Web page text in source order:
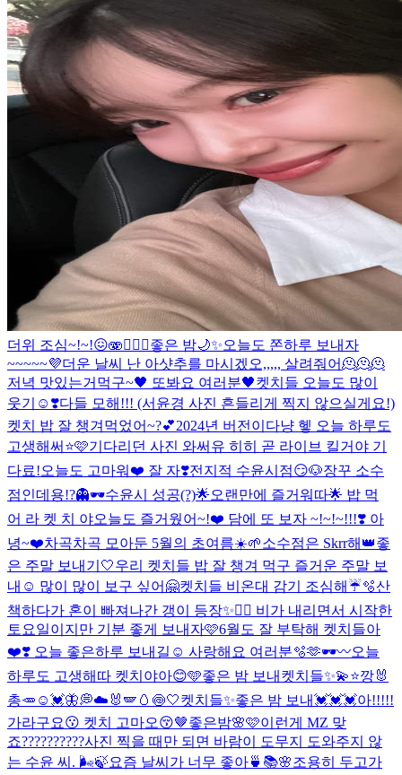
더위 조심~!~!😖🫨❤️‍🔥🧸좋은 밤🌙✨오늘도 쫀하루 보내자
~~~~~💜더운 날씨 난 아샷추를 마시겠오,,,,, 살려줘어🫠🫠🫠
저녁 맛있는거먹구~🖤 또봐요 여러분🖤켓치들 오늘도 많이
웃기☺️❣️다들 모해!!! (서윤경 사진 흔들리게 찍지 않으실게요!)
켓치 밥 잘 챙겨먹었어~?💕2024년 버전이다냥 헿 오늘 하루도
고생해써⭐️🩷기다리던 사진 와써유 히히 곧 라이브 킬거야 기
다료!오늘도 고마워❤️ 잘 자❣️전지적 수윤시점😏🐶장꾸 소수
점인데용!?👻🕶️수윤시 성공(?)🌟오랜만에 즐거워따🌟 밥 먹
어 라 켓 치 야오늘도 즐거웠어~!❤️ 담에 또 보자 ~!~!~!!!❣️ 아
녕~❤️차곡차곡 모아둔 5월의 초여름☀️🌱소수점은 Skrr해👑좋
은 주말 보내기🤍우리 켓치들 밥 잘 챙겨 먹구 즐거운 주말 보
내☺️ 많이 많이 보구 싶어🤗켓치들 비온대 감기 조심해☔️🫧산
책하다가 혼이 빠져나간 갱이 등장✨🤦‍♀️ 비가 내리면서 시작한
토요일이지만 기분 좋게 보내자🩷6월도 잘 부탁해 켓치들아
❤️❣️ 오늘 좋은하루 보내길☺️ 사랑해요 여러분🫧🫶🕶️〰️오늘
하루도 고생해따 켓치야아😊🩵좋은 밤 보내켓치들✨💫⭐️깡🐰
총🥕 ☺️💓🦋💭☁️🐰🪽🥚🍥🤍켓치들✨좋은 밤 보내💓💓💓아!!!!!
가라구요😗 켓치 고마오😚🤎좋은밤🌸🩷이런게 MZ 맞
죠??????????사진 찍을 때만 되면 바람이 도무지 도와주지 않
는 수윤 씨. 🌬️🍃요즘 날씨가 너무 좋아🍵📚🌸조용히 두고가